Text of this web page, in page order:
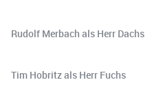
Rudolf Merbach als Herr Dachs
Tim Hobritz als Herr Fuchs